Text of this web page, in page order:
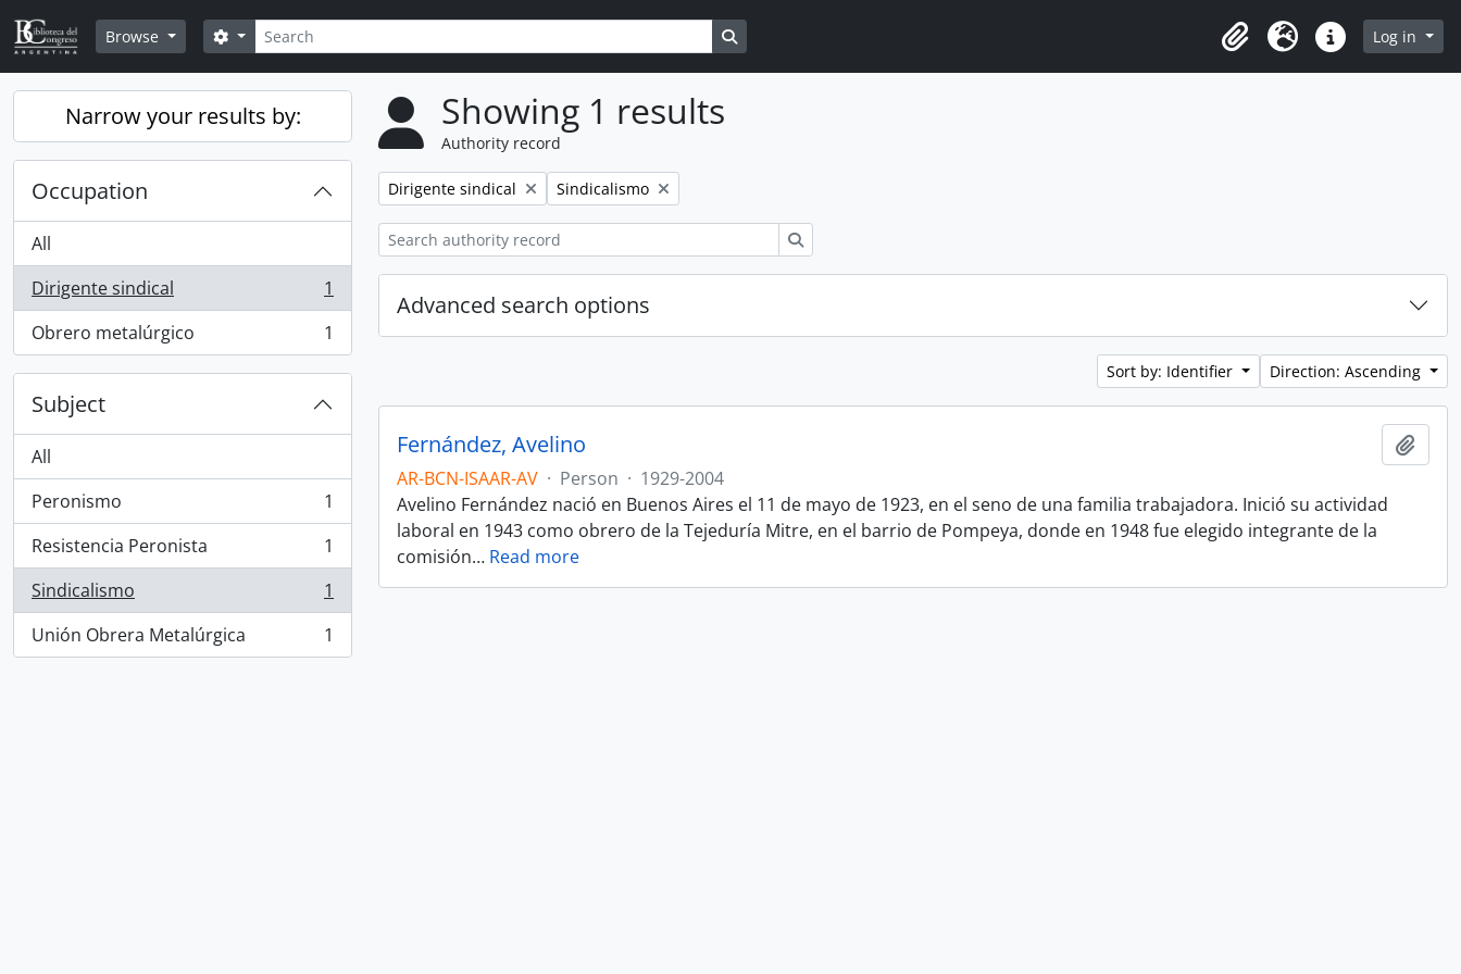
Skip to main content
Browse
Search
Search options
ClipboardLanguageQuick linksLog in
Narrow your results by:
Occupation
All
Dirigente sindical
, 1 results
1
Obrero metalúrgico
, 1 results 1
Subject
All
Peronismo
, 1 results
1
Resistencia Peronista
, 1 results
1
Sindicalismo
, 1 results
1
Unión Obrera Metalúrgica
, 1 results 1
Showing 1 results
Authority record
Remove filter:
Dirigente sindical Remove filter:
Sindicalismo
Advanced search options
Sort by: Identifier Direction: Ascending
Fernández, Avelino
AR-BCN-ISAAR-AV · Person · 1929-2004
Avelino Fernández nació en Buenos Aires el 11 de mayo de 1923, en el seno de una familia trabajadora. Inició su actividad
laboral en 1943 como obrero de la Tejeduría Mitre, en el barrio de Pompeya, donde en 1948 fue elegido integrante de la
comisión… Read more